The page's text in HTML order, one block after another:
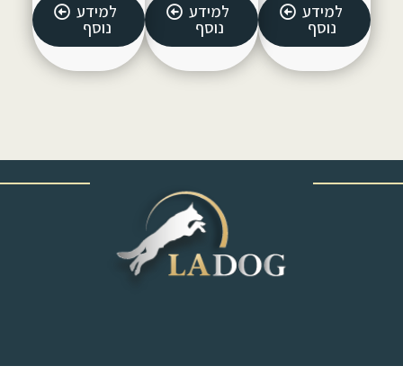
למידע
נוסף
למידע
נוסף
למידע
נוסף